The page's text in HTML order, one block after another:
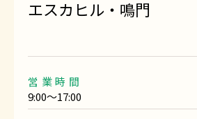
エスカヒル・鳴門
営業時間
9:00〜17:00